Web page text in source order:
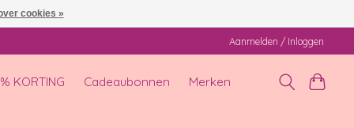
Aanmelden / Inloggen
KORTING Cadeaubonnen Merken
cookies »